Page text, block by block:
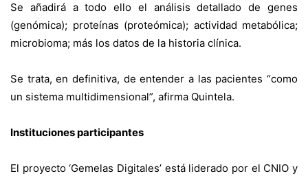
Se añadirá a todo ello el análisis detallado de genes
(genómica); proteínas (proteómica); actividad metabólica;
microbioma; más los datos de la historia clínica.
Se trata, en definitiva, de entender a las pacientes “como
un sistema multidimensional”, afirma Quintela.
Instituciones participantes
El proyecto ‘Gemelas Digitales’ está liderado por el CNIO y